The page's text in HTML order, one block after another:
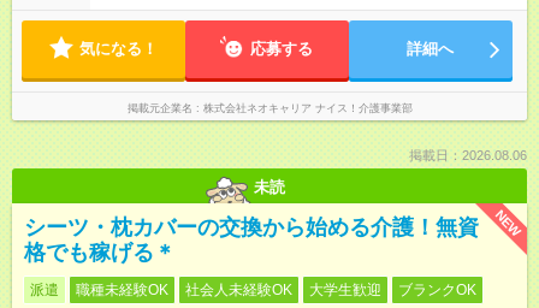
気になる！ 応募する 詳細へ
掲載元企業名 株式会社ネオキャリア ナイス！介護事業部
掲載日：2026.08.06
未読
NEW
シーツ・枕カバーの交換から始める介護！無資
格でも稼げる＊
派遣 職種未経験OK 社会人未経験OK 大学生歓迎
ブランクOK